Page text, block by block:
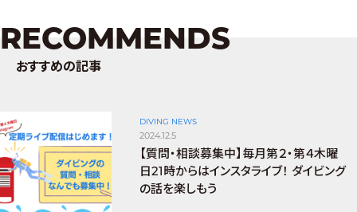
RECOMMENDS
おすすめの記事
DIVING NEWS
2024.12.5
【質問・相談募集中】毎月第２・第４木曜
日21時からはインスタライブ！ ダイビング
の話を楽しもう